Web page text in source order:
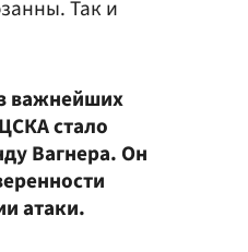
Так и
важнейших
стало
Вагнера. Он
атаки.